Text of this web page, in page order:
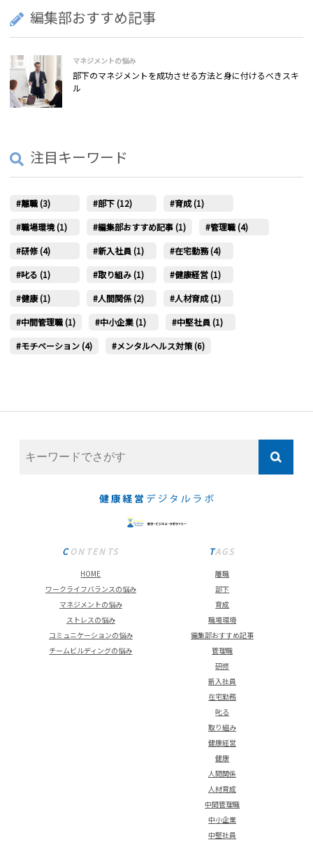
編集部おすすめ記事
マネジメントの悩み
部下のマネジメントを成功させる方法と身に付けるべきスキ
ル
注目キーワード
離職 (3) 部下 (12)
育成 (1)
職場環境 (1)
編集部おすすめ記事 (1)
管理職 (4)
研修 (4)
新入社員 (1)
在宅勤務 (4)
叱る (1)
取り組み (1)
健康経営 (1)
健康 (1)
人間関係 (2)
人材育成 (1)
中間管理職 (1)
中小企業 (1)
中堅社員 (1)
モチベーション (4)
メンタルヘルス対策 (6)
CONTENTS
HOME
ワークライフバランスの悩み
マネジメントの悩み
ストレスの悩み
コミュニケーションの悩み
チームビルディングの悩み
TAGS
離職
部下
育成
職場環境
編集部おすすめ記事
管理職
研修
新入社員
在宅勤務
叱る
取り組み
健康経営
健康
人間関係
人材育成
中間管理職
中小企業
中堅社員